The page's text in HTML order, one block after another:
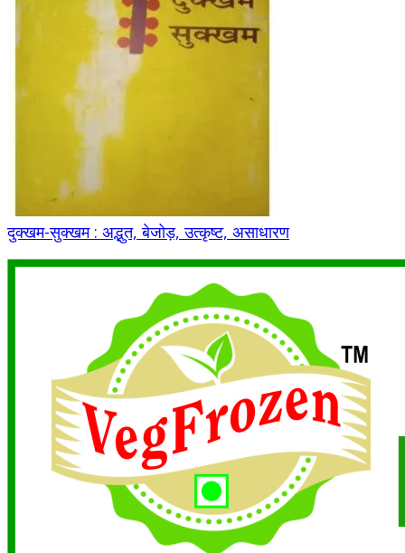
दुक्खम-सुक्खम : अद्भुत, बेजोड़, उत्कृष्ट, असाधारण